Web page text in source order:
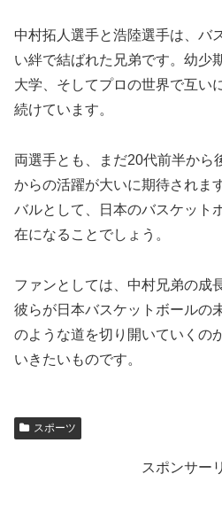
中村拓人選手と浩陸選手は、バ
い絆で結ばれた兄弟です。幼少
大学、そしてプロの世界で互い
続けています。
両選手とも、まだ20代前半から
からの活躍が大いに期待されま
バルとして、日本のバスケット
在になることでしょう。
ファンとしては、中村兄弟の成
彼らが日本バスケットボールの
のような道を切り開いていくの
いきたいものです。
スポーツ
スポンサー